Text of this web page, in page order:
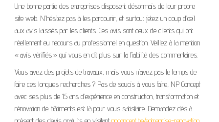
Une bonne partie des entreprises disposent désormais de leur propre
site web. N’hésitez pas à les parcourir, et surtout jetez un coup d’œil
aux avis laissés par les clients. Ces avis sont ceux de clients qui ont
réellement eu recours au professionnel en question. Veillez à la mention
« avis vérifiés » qui vous en dit plus sur la fiabilité des commentaires.
Vous avez des projets de travaux, mais vous n’avez pas le temps de
faire ces longues recherches ? Pas de soucis à vous faire, NP Concept
avec ses plus de 15 ans d’expérience en construction, transformation et
rénovation de bâtiments est là pour vous satisfaire. Demandez dès à